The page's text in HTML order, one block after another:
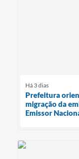
Há 3 dias
Prefeitura
migração da
Emissor